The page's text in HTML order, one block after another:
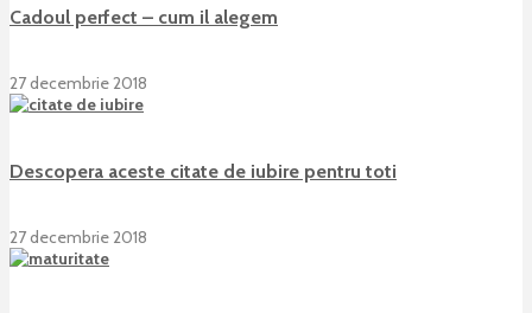
Cadoul perfect – cum il alegem
27 decembrie 2018
Descopera aceste citate de iubire pentru toti
27 decembrie 2018